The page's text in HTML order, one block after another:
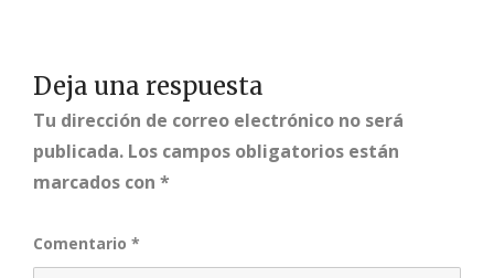
Deja una respuesta
Tu dirección de correo electrónico no será
publicada. Los campos obligatorios están
marcados con *
Comentario *